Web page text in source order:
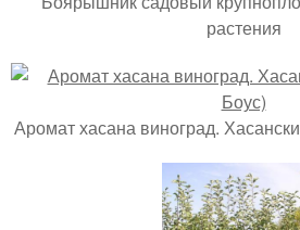
растения
Аромат хасана виноград.